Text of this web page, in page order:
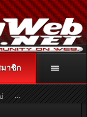
หรือโทร. 081-811-1138
ม คลิกที่นี่
าชิก
...